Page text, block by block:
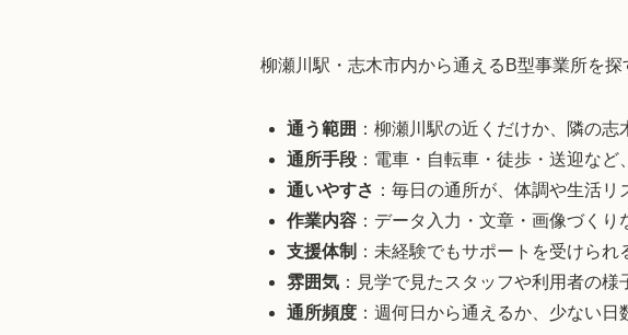
柳瀬川駅・志木市内から通えるB型事業所を
通う範囲 ：柳瀬川駅の近くだけか、隣の
通所手段 ：電車・自転車・徒歩・送迎な
通いやすさ ：毎日の通所が、体調や生活
作業内容 ：データ入力・文章・画像づく
支援体制 ：未経験でもサポートを受けら
雰囲気 ：見学で見たスタッフや利用者の
通所頻度 ：週何日から通えるか、少ない